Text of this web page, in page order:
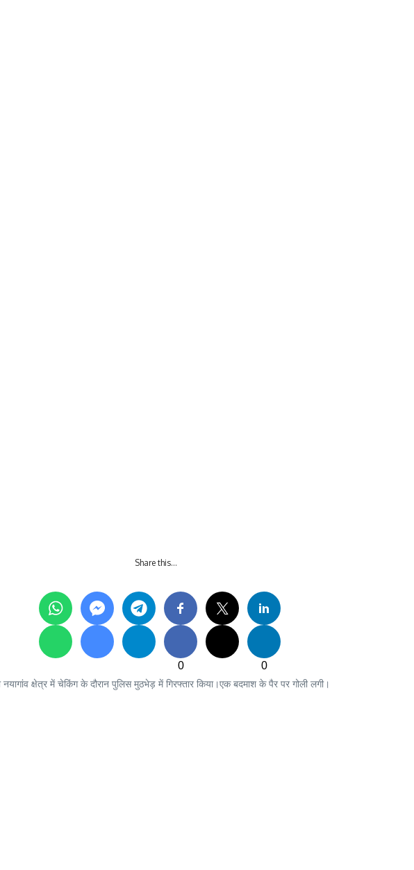
Share this…
0
0
क्षेत्र में चेकिंग के दौरान पुलिस मुठभेड़ में गिरफ्तार किया।एक बदमाश के पैर पर गोली लगी।